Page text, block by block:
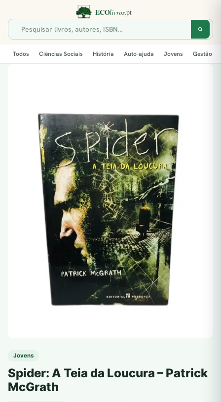
Todos Ciências Sociais História Auto-ajuda Jovens Gestão
Jovens
Spider: A Teia da Loucura – Patrick
McGrath